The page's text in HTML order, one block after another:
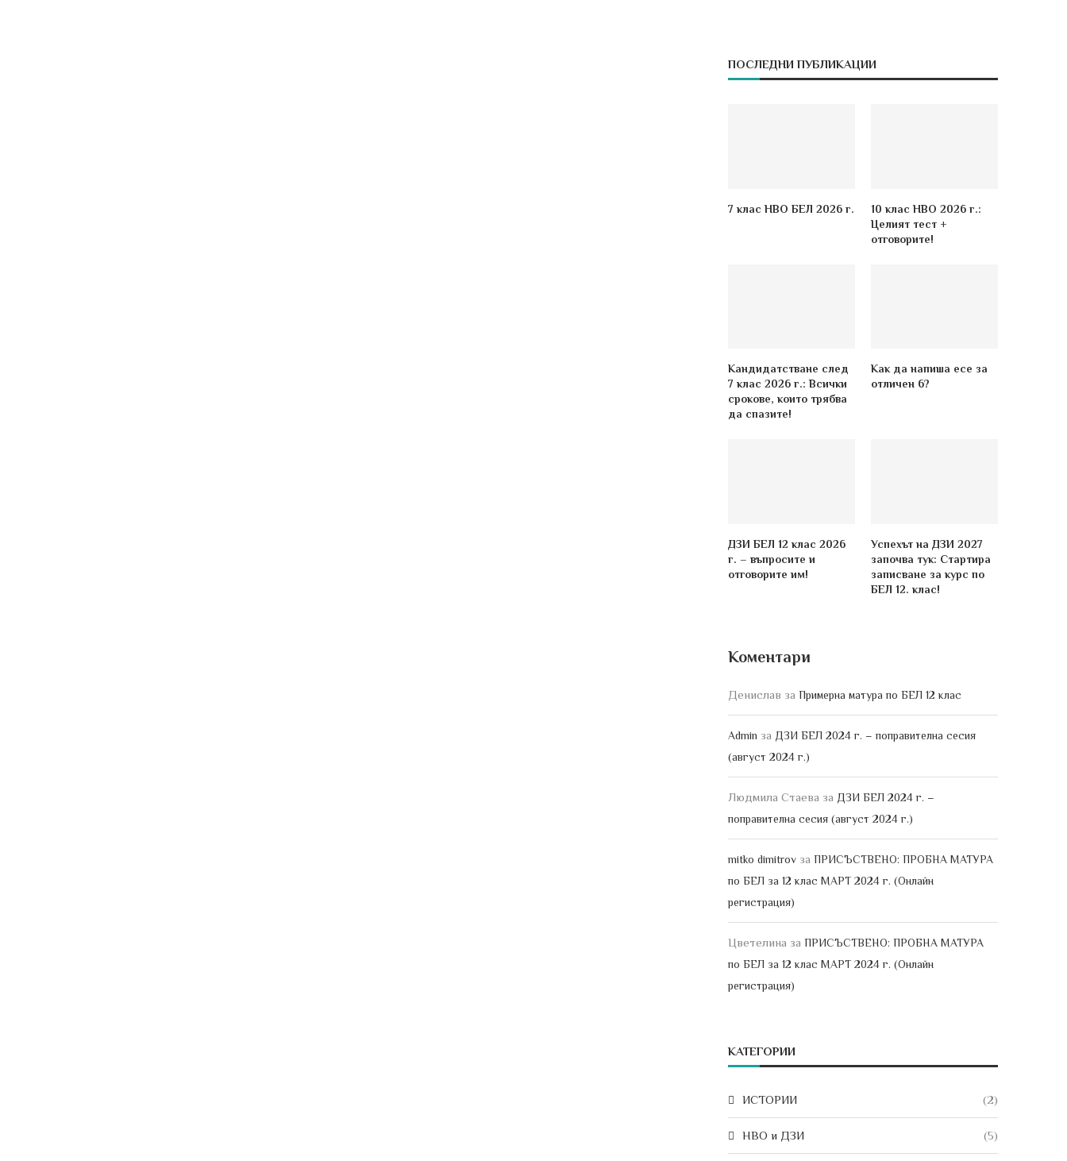
ПОСЛЕДНИ ПУБЛИКАЦИИ
7 клас НВО БЕЛ 2026 г.
10 клас НВО 2026 г.:
Целият тест +
отговорите!
Кандидатстване след
7 клас 2026 г.: Всички
срокове, които трябва
да спазите!
Как да напиша есе за
отличен 6?
ДЗИ БЕЛ 12 клас 2026
г. – въпросите и
отговорите им!
Успехът на ДЗИ 2027
започва тук: Стартира
записване за курс по
БЕЛ 12. клас!
Коментари
Денислав за Примерна матура по БЕЛ 12 клас
Admin за ДЗИ БЕЛ 2024 г. – поправителна сесия
(август 2024 г.)
Людмила Стаева за ДЗИ БЕЛ 2024 г. –
поправителна сесия (август 2024 г.)
mitko dimitrov за ПРИСЪСТВЕНО: ПРОБНА МАТУРА
по БЕЛ за 12 клас МАРТ 2024 г. (Онлайн
регистрация)
Цветелина за ПРИСЪСТВЕНО: ПРОБНА МАТУРА
по БЕЛ за 12 клас МАРТ 2024 г. (Онлайн
регистрация)
КАТЕГОРИИ
ИСТОРИИ (2)
НВО и ДЗИ (5)